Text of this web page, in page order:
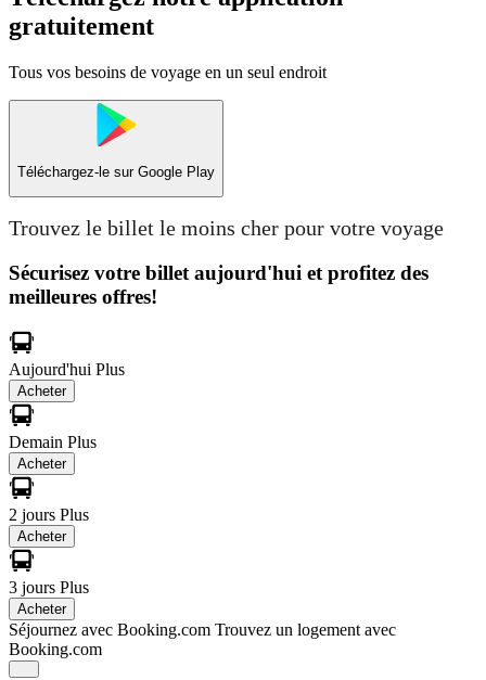
gratuitement
Tous vos besoins de voyage en un seul endroit
Téléchargez-le sur Google Play
Trouvez le billet le moins cher pour votre voyage
Sécurisez votre billet aujourd'hui et profitez des
meilleures offres!
Aujourd'hui Plus
Acheter
Demain Plus
Acheter
2 jours Plus
Acheter
3 jours Plus
Acheter
Séjournez avec Booking.com Trouvez un logement avec
Booking.com